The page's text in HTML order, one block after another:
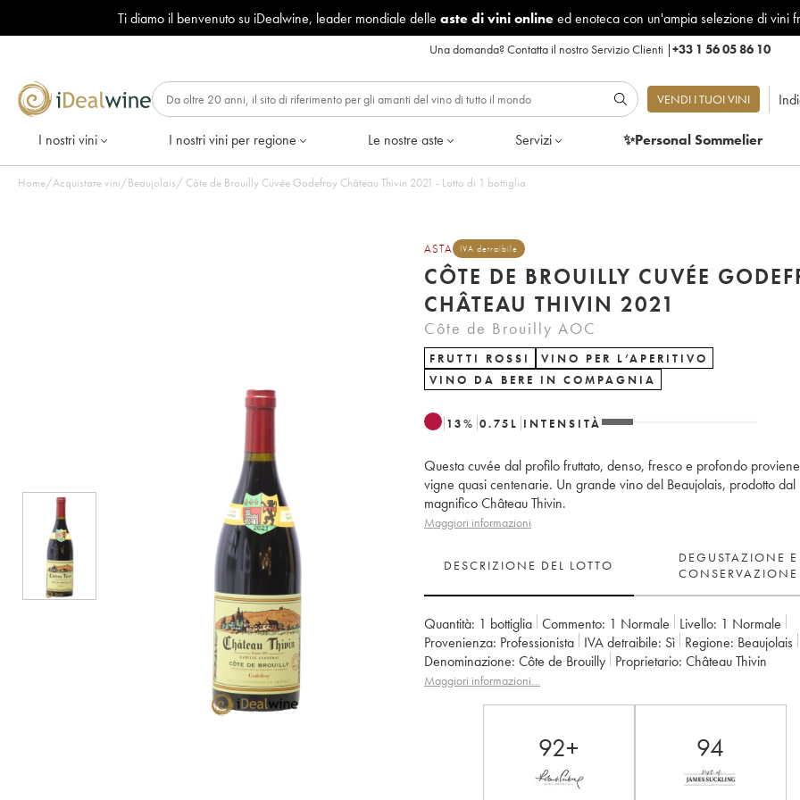
Ti diamo il benvenuto su iDealwine, leader mondiale delle aste di vini onlineed enoteca con un'ampia selezione di vini
Una domanda?Contatta il nostro Servizio Clienti |+33 1 56 05 86 10
VENDI I TUOI VINI
I nostri vini I nostri vini per regione Le nostre aste Servizi ✨Personal Sommelier
Home/Acquistare vini/Beaujolais/ Côte de Brouilly Cuvée Godefroy Château Thivin 2021 - Lotto di 1 bottiglia
ASTA IVA detraibile
CÔTE DE BROUILLY CUVÉE
CHÂTEAU THIVIN 2021
Côte de Brouilly AOC
FRUTTI ROSSI
VINO PER L’APERITIVO
VINO DA BERE IN COMPAGNIA
13% 0.75 L INTENSITÀ
Questa cuvée dal profilo fruttato, denso, fresco e profondo
vigne quasi centenarie. Un grande vino del Beaujolais, prodotto dal
magnifico Château Thivin.
Maggiori informazioni
DESCRIZIONE DEL LOTTO
DEGUSTAZIONE E
CONSERVAZIONE
Quantità: 1 bottiglia Commento: 1 Normale Livello: 1 Normale
Provenienza:
professionista IVA detraibile: sì Regione:
Beaujolais
Denominazione:
Côte de Brouilly Proprietario: Château Thivin
Maggiori informazioni…
92+ 94